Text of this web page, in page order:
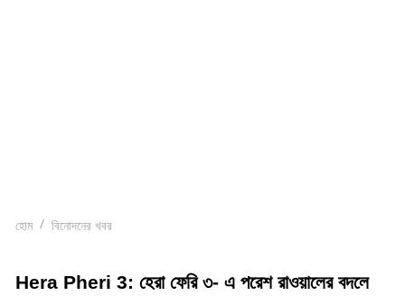
হোম বিনোদনের খবর
Hera Pheri 3: হেরা ফেরি ৩- এ পরেশ রাওয়ালের বদলে